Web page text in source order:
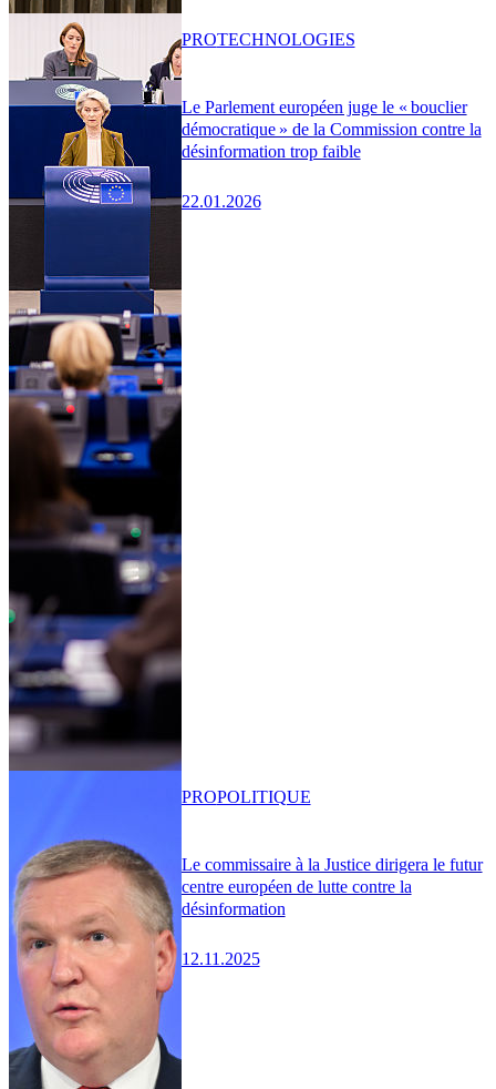
Le Parlement européen juge le « bouclier
démocratique » de la Commission contre la
désinformation trop faible
22.01.2026
PROTECHNOLOGIES
Le commissaire à la Justice dirigera le futur
centre européen de lutte contre la
désinformation
12.11.2025
PROPOLITIQUE